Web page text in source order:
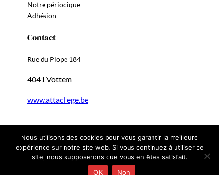
Notre périodique
Adhésion
Contact
Rue du Plope 184
4041 Vottem
www.attacliege.be
Copyright 2024 | ATTAC-Liège
Nous utilisons des cookies pour vous garantir la meilleure
expérience sur notre site web. Si vous continuez à utiliser ce
site, nous supposerons que vous en êtes satisfait.
OK
Non